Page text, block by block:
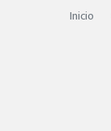
Inicio